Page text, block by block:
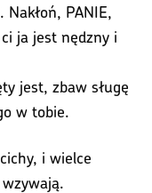
PANIE,
ja jest nędzny i
jest, zbaw sługę
w tobie.
i wielce